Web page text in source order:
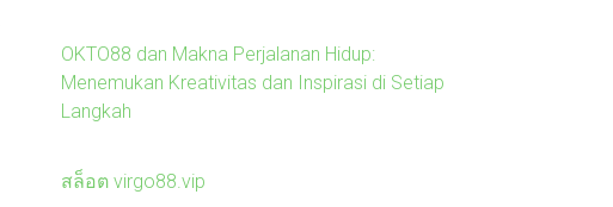
OKTO88 dan Makna Perjalanan Hidup:
Menemukan Kreativitas dan Inspirasi di Setiap
Langkah
สล็อต virgo88.vip